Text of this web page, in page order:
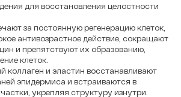
для восстановления целостности
за постоянную регенерацию клеток,
антивозрастное действие, сокращают
и препятствуют их образованию,
клеток.
коллаген и эластин восстанавливают
эпидермиса и встраиваются в
укрепляя структуру изнутри.